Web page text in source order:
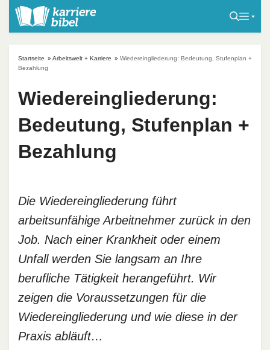
Startseite » Arbeitswelt + Karriere » Wiedereingliederung: Bedeutung, Stufenplan +
Bezahlung
Wiedereingliederung:
Bedeutung, Stufenplan +
Bezahlung
Die Wiedereingliederung führt
arbeitsunfähige Arbeitnehmer zurück in den
Job. Nach einer Krankheit oder einem
Unfall werden Sie langsam an Ihre
berufliche Tätigkeit herangeführt. Wir
zeigen die Voraussetzungen für die
Wiedereingliederung und wie diese in der
Praxis abläuft…